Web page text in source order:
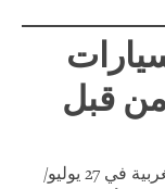
قبل
إغلاق الطرق من قبل إسرائيل في الضفة الغربية في 27 يوليو/